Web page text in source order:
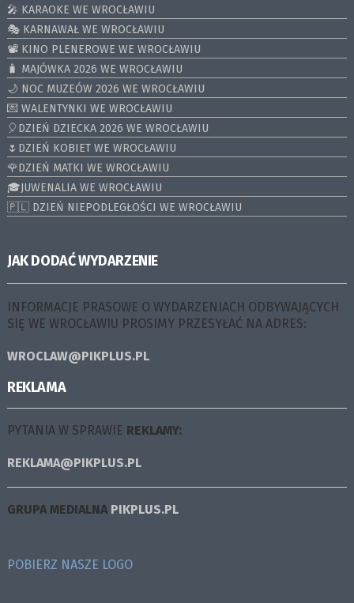
🎤 KARAOKE WE WROCŁAWIU
🎭 KARNAWAŁ WE WROCŁAWIU
📽️ KINO PLENEROWE WE WROCŁAWIU
🧳 MAJÓWKA 2026 WE WROCŁAWIU
🌙 NOC MUZEÓW 2026 WE WROCŁAWIU
💌 WALENTYNKI WE WROCŁAWIU
🎈DZIEŃ DZIECKA 2026 WE WROCŁAWIU
🌷DZIEŃ KOBIET WE WROCŁAWIU
🌹DZIEŃ MATKI WE WROCŁAWIU
🎓JUWENALIA WE WROCŁAWIU
🇵🇱 DZIEŃ NIEPODLEGŁOŚCI WE WROCŁAWIU
JAK DODAĆ WYDARZENIE
INFORMACJE PRASOWE O WYDARZENIACH ODBYWAJĄCYCH
SIĘ WE WROCŁAWIU PROSIMY PRZESYŁAĆ NA ADRES:
WROCLAW@PIKPLUS.PL
REKLAMA
PYTANIA W SPRAWIE REKLAMY:
REKLAMA@PIKPLUS.PL
GRUPA MEDIALNA PIKPLUS.PL
POBIERZ NASZE LOGO